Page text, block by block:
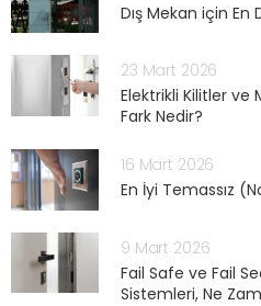
Dış Mekan için En
23 Mart 2026
Elektrikli Kilitler ve
Fark Nedir?
16 Mart 2026
En İyi Temassız
9 Mart 2026
Fail Safe ve Fail
Sistemleri, Ne